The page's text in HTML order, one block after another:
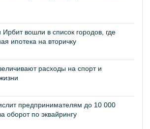
вошли в список городов, где
ипотека на вторичку
расходы на спорт и
предпринимателям до 10 000
оборот по эквайрингу